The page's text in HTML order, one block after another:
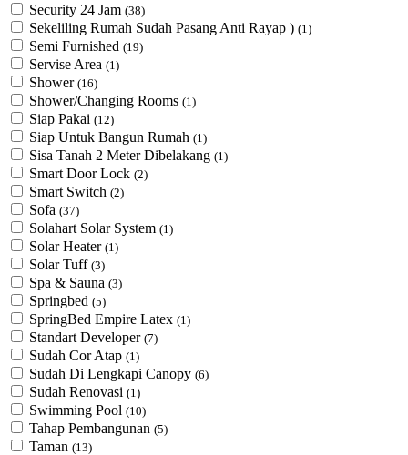
Security 24 Jam (38)
Sekeliling Rumah Sudah Pasang Anti Rayap ) (1)
Semi Furnished (19)
Servise Area (1)
Shower (16)
Shower/Changing Rooms (1)
Siap Pakai (12)
Siap Untuk Bangun Rumah (1)
Sisa Tanah 2 Meter Dibelakang (1)
Smart Door Lock (2)
Smart Switch (2)
Sofa (37)
Solahart Solar System (1)
Solar Heater (1)
Solar Tuff (3)
Spa & Sauna (3)
Springbed (5)
SpringBed Empire Latex (1)
Standart Developer (7)
Sudah Cor Atap (1)
Sudah Di Lengkapi Canopy (6)
Sudah Renovasi (1)
Swimming Pool (10)
Tahap Pembangunan (5)
Taman (13)